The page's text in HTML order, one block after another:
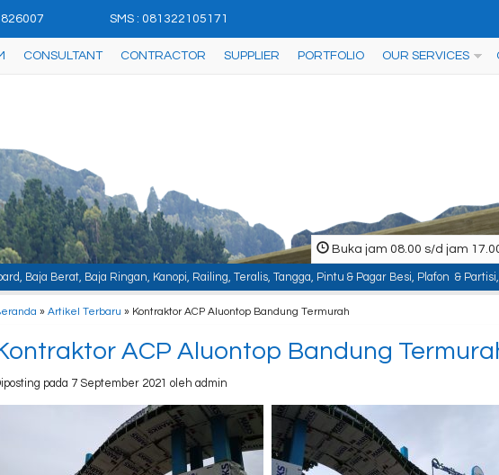
SMS : 081322105171
CONSULTANT CONTRACTOR SUPPLIER PORTFOLIO OUR SERVICES
Buka jam 08.00 s/d jam
Ringan, Kanopi, Railing, Teralis, Tangga, Pintu & Pagar Besi, Plafon & Partisi, Instalasi Listrik.
»Artikel Terbaru » Kontraktor ACP Aluontop Bandung Termurah
ACP Aluontop Bandung
pada 7 September 2021 oleh admin